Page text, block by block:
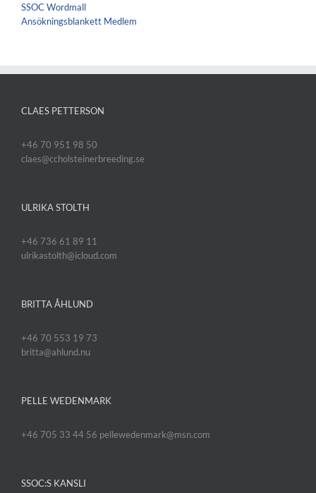
SSOC Wordmall
Ansökningsblankett Medlem
CLAES PETTERSON
+46 70 951 98 50
claes@ccholsteinerbreeding.se
ULRIKA STOLTH
+46 736 61 89 11
ulrikastolth@icloud.com
BRITTA ÅHLUND
+46 70 553 19 73
britta@ahlund.nu
PELLE WEDENMARK
+46 705 33 44 56 pellewedenmark@msn.com
SSOC:S KANSLI